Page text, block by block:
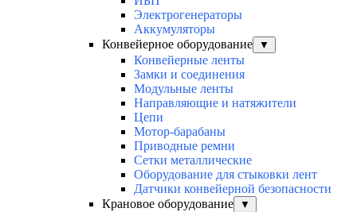
Электрогенераторы
Аккумуляторы
Конвейерное оборудование
▼
Конвейерные ленты
Замки и соединения
Модульные ленты
Направляющие и натяжители
Цепи
Мотор-барабаны
Приводные ремни
Сетки металлические
Оборудование для стыковки лент
Датчики конвейерной безопасности
Крановое оборудование
▼